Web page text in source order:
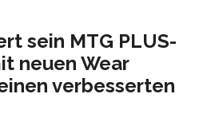
sein MTG PLUS-
neuen Wear
verbesserten